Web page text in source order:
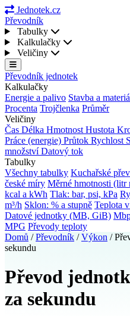
Jednotek.cz
Převodník
Tabulky
Kalkulačky
Veličiny
Převodník jednotek
Kalkulačky
Energie a palivo Stavba a
Procenta Trojčlenka Průměr
Veličiny
Čas Délka Hmotnost Hustota
Práce (energie) Průtok Rychlost
množstvíDatový tok
Tabulky
Všechny tabulky Kuchařské
české míry Měrné hmotnosti (litr
kcal a kWh Tlak: bar, psi, kPa
m³/h Sklon: % a stupně Teplota
Datové jednotky (MB, GiB)
MPG Převody teploty
Domů / Převodník / Výkon /
sekundu
Převod
za sekundu